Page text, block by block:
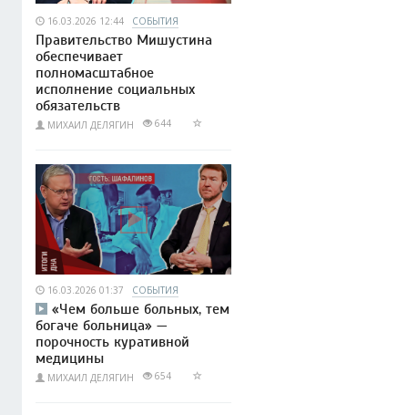
16.03.2026 12:44 СОБЫТИЯ
Правительство Мишустина
обеспечивает
полномасштабное
исполнение социальных
обязательств
МИХАИЛ ДЕЛЯГИН 644
16.03.2026 01:37 СОБЫТИЯ
«Чем больше больных, тем
богаче больница» —
порочность куративной
медицины
МИХАИЛ ДЕЛЯГИН 654